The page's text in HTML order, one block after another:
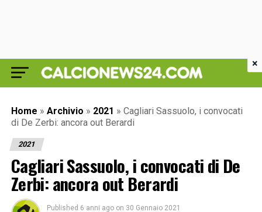
Home » Archivio » 2021 » Cagliari Sassuolo, i convocati
di De Zerbi: ancora out Berardi
2021
Cagliari Sassuolo, i convocati di De
Zerbi: ancora out Berardi
Published 6 anni ago on 30 Gennaio 2021
×